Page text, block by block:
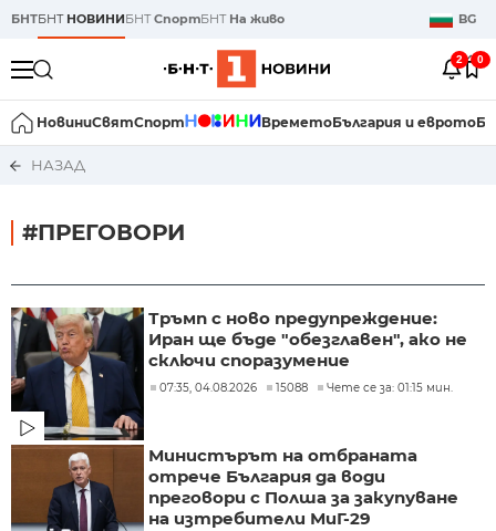
БНТБНТ НОВИНИБНТСпортБНТ На живо BG
2 0
НовиниСвятСпорт ВреметоБългария и еврото
НАЗАД
#ПРЕГОВОРИ
Тръмп с ново предупреждение:
Иран ще бъде "обезглавен", ако не
сключи споразумение
07:35, 04.08.2026 15088 Чете се за: 01:15 мин.
Министърът на отбраната
отрече България да води
преговори с Полша за закупуване
на изтребители МиГ-29